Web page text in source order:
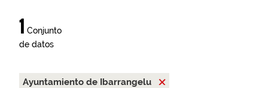
1 Conjunto
de datos
Ayuntamiento de Ibarrangelu